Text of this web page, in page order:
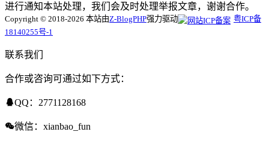
进行通知本站处理，我们会及时处理举报文章，谢谢合作。
Copyright © 2018-2026 本站由Z-BlogPHP强力驱动
粤ICP备
18140255号-1
联系我们
合作或咨询可通过如下方式：
QQ：2771128168
微信：xianbao_fun